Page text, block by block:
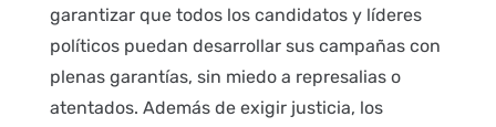
garantizar que todos los candidatos y líderes
políticos puedan desarrollar sus campañas con
plenas garantías, sin miedo a represalias o
atentados. Además de exigir justicia, los